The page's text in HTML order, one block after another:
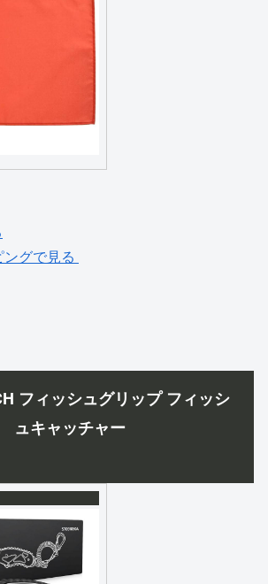
グで見る
フィッシュグリップ フィッシ
ュキャッチャー